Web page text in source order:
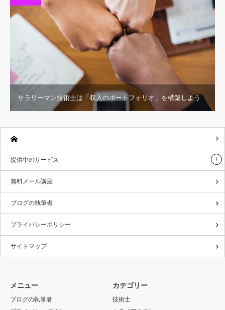
サラリーマン技術士は「収入のポートフォリオ」を構築しよう
提供中のサービス
無料メール講座
ブログの執筆者
プライバシーポリシー
サイトマップ
メニュー
ブログの執筆者
カテゴリー
技術士